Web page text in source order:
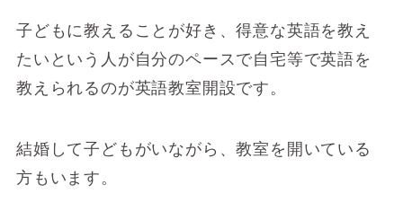
子どもに教えることが好き、得意な英語を教え
たいという人が自分のペースで自宅等で英語を
教えられるのが英語教室開設です。
結婚して子どもがいながら、教室を開いている
方もいます。